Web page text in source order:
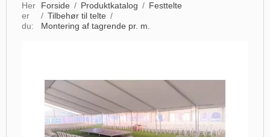
Her
er
du:
Forside / Produktkatalog / Festtelte
/ Tilbehør til telte /
Montering af tagrende pr. m.